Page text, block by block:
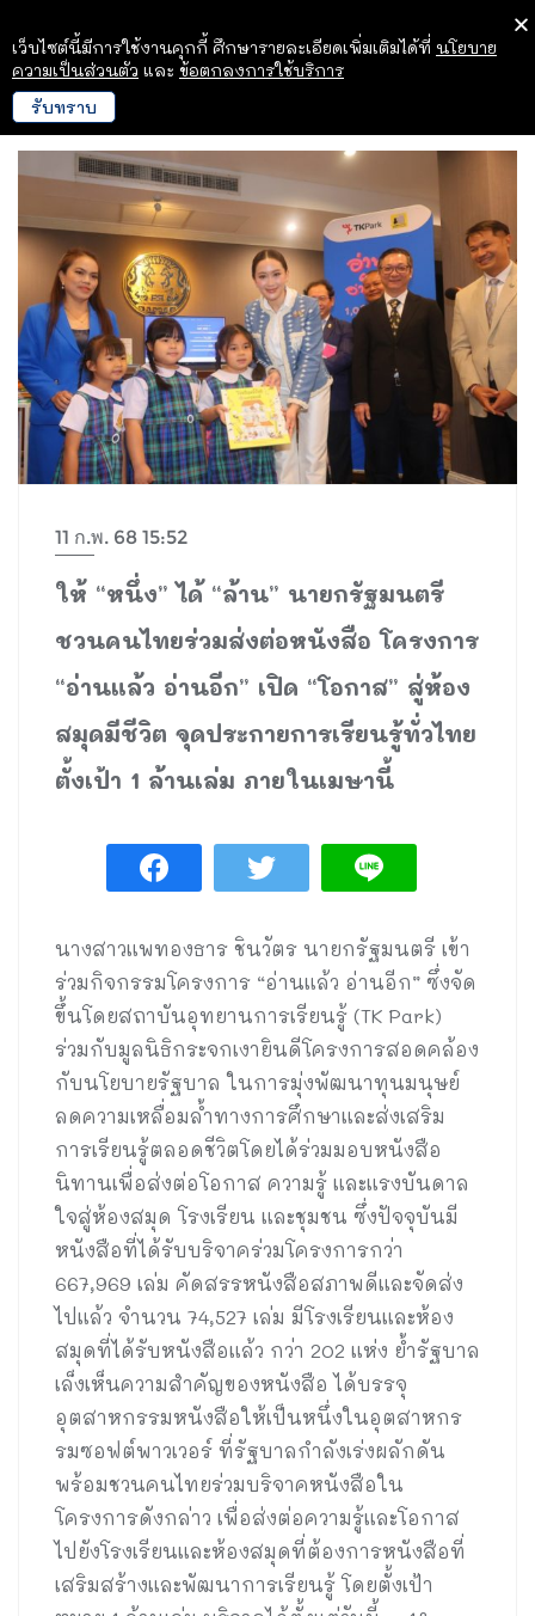
11 ก.พ. 68 15:52
ให้ “หนึ่ง” ได้ “ล้าน” นายกรัฐมนตรี
ชวนคนไทยร่วมส่งต่อหนังสือ โครงการ
“อ่านแล้ว อ่านอีก” เปิด “โอกาส” สู่ห้อง
สมุดมีชีวิต จุดประกายการเรียนรู้ทั่วไทย
ตั้งเป้า 1 ล้านเล่ม ภายในเมษานี้
นางสาวแพทองธาร ชินวัตร นายกรัฐมนตรี เข้า
ร่วมกิจกรรมโครงการ “อ่านแล้ว อ่านอีก” ซึ่งจัด
ขึ้นโดยสถาบันอุทยานการเรียนรู้ (TK Park)
ร่วมกับมูลนิธิกระจกเงายินดีโครงการสอดคล้อง
กับนโยบายรัฐบาล ในการมุ่งพัฒนาทุนมนุษย์
ลดความเหลื่อมล้ำทางการศึกษาและส่งเสริม
การเรียนรู้ตลอดชีวิตโดยได้ร่วมมอบหนังสือ
นิทานเพื่อส่งต่อโอกาส ความรู้ และแรงบันดาล
ใจสู่ห้องสมุด โรงเรียน และชุมชน ซึ่งปัจจุบันมี
หนังสือที่ได้รับบริจาคร่วมโครงการกว่า
667,969 เล่ม คัดสรรหนังสือสภาพดีและจัดส่ง
ไปแล้ว จำนวน 74,527 เล่ม มีโรงเรียนและห้อง
สมุดที่ได้รับหนังสือแล้ว กว่า 202 แห่ง ย้ำรัฐบาล
เล็งเห็นความสำคัญของหนังสือ ได้บรรจุ
อุตสาหกรรมหนังสือให้เป็นหนึ่งในอุตสาหกร
รมซอฟต์พาวเวอร์ ที่รัฐบาลกำลังเร่งผลักดัน
พร้อมชวนคนไทยร่วมบริจาคหนังสือใน
โครงการดังกล่าว เพื่อส่งต่อความรู้และโอกาส
ไปยังโรงเรียนและห้องสมุดที่ต้องการหนังสือที่
เสริมสร้างและพัฒนาการเรียนรู้ โดยตั้งเป้า
เว็บไซต์นี้มีการใช้งานคุกกี้ ศึกษารายละเอียดเพิ่มเติมได้ที่ นโยบาย
ความเป็นส่วนตัว และ ข้อตกลงการใช้บริการ
รับทราบ